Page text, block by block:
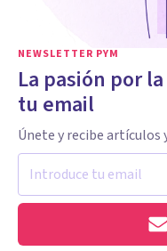
NEWSLETTER PYM
La pasión por
tu email
Únete y recibe artículos